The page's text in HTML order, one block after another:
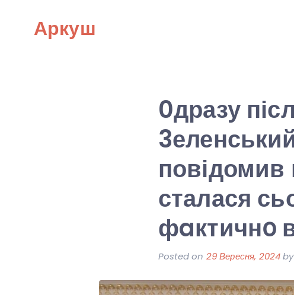
Аркуш
0дразу
повідомив
сталася
фaктичнօ
Posted on 29 Вересня, 2024by